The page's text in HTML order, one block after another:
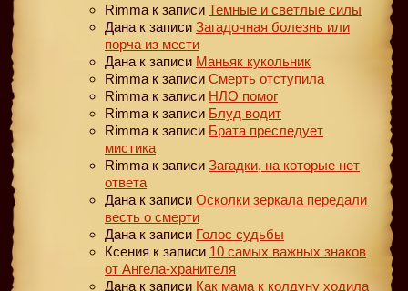
Rimma к записи Темные и светлые силы
Дана к записи Загадочная болезнь или
порча из мести
Дана к записи Маньяк кукольник
Rimma к записи Смерть отступила
Rimma к записи НЛО помог
Rimma к записи Блуд водит
Rimma к записи Брата преследует
мистика
Rimma к записи Загадки, на которые нет
ответа
Дана к записи Осколки зеркала передали
весть о смерти
Дана к записи Голос судьбы
Ксения к записи 10 самых важных знаков
от Ангела-хранителя
Дана к записи Как мама к колдуну ходила